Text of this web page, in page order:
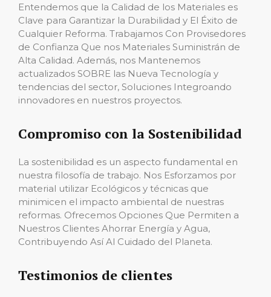
Entendemos que la Calidad de los Materiales es
Clave para Garantizar la Durabilidad y El Éxito de
Cualquier Reforma. Trabajamos Con Provisedores
de Confianza Que nos Materiales Suministrán de
Alta Calidad. Además, nos Mantenemos
actualizados SOBRE las Nueva Tecnología y
tendencias del sector, Soluciones Integroando
innovadores en nuestros proyectos.
Compromiso con la Sostenibilidad
La sostenibilidad es un aspecto fundamental en
nuestra filosofía de trabajo. Nos Esforzamos por
material utilizar Ecológicos y técnicas que
minimicen el impacto ambiental de nuestras
reformas. Ofrecemos Opciones Que Permiten a
Nuestros Clientes Ahorrar Energía y Agua,
Contribuyendo Así Al Cuidado del Planeta.
Testimonios de clientes